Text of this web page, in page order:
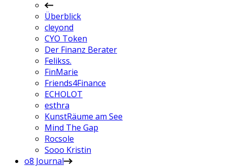
Überblick
cleyond
CYO Token
Der Finanz Berater
Felikss.
FinMarie
Friends4Finance
ECHOLOT
esthra
KunstRäume am See
Mind The Gap
Rocsole
Sooo Kristin
o8 Journal